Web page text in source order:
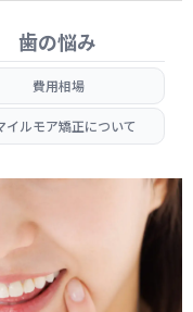
歯の悩み
費用相場
イルモア矯正について